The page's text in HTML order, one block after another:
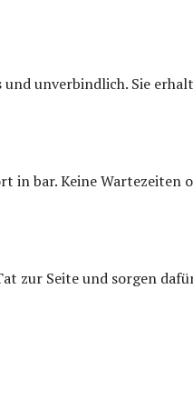
unverbindlich. Sie
in bar. Keine Wartezeiten
zur Seite und sorgen